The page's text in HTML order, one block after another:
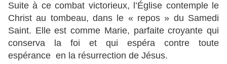
Suite à ce combat victorieux, l’Église contemple le
Christ au tombeau, dans le « repos » du Samedi
Saint. Elle est comme Marie, parfaite croyante qui
conserva la foi et qui espéra contre toute
espérance en la résurrection de Jésus.